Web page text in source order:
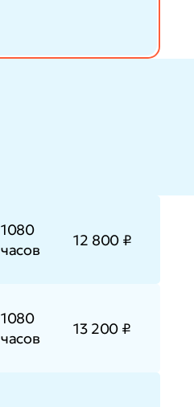
1080
часов
12 800 ₽
1080
часов
13 200 ₽